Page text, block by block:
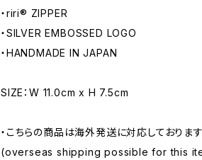
・riri®︎ ZIPPER
・SILVER EMBOSSED LOGO
・HANDMADE IN JAPAN
SIZE：W 11.0cm x H 7.5cm
・こちらの商品は海外発送に対応しております
(overseas shipping possible for this